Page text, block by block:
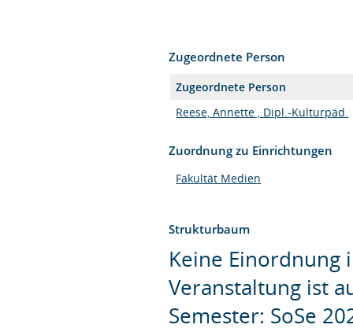
Zugeordnete Person
Zugeordnete Person
Reese, Annette , Dipl.-Kulturpäd.
Zuordnung zu Einrichtungen
Fakultät Medien
Strukturbaum
Keine Einordnung
Veranstaltung ist
Semester: SoSe